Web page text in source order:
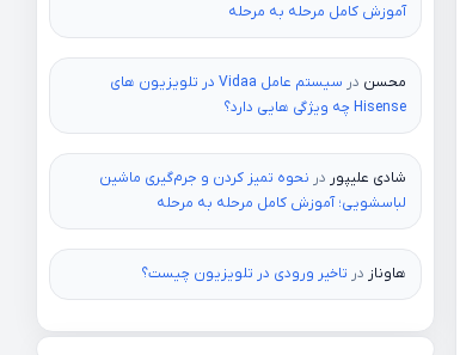
آموزش کامل مرحله به مرحله
محسن در
سیستم عامل Vidaa در تلویزیون های
Hisense چه ویژگی هایی دارد؟
شادی علیپور در نحوه تمیز کردن و جرم‌گیری ماشین
لباسشویی؛ آموزش کامل مرحله به مرحله
هاوناز در تاخیر ورودی در تلویزیون چیست؟